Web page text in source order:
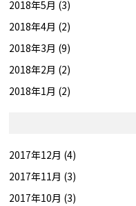
2018年5月 (3)
2018年4月 (2)
2018年3月 (9)
2018年2月 (2)
2018年1月 (2)
2017年12月 (4)
2017年11月 (3)
2017年10月 (3)